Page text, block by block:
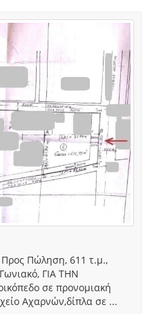
Προς Πώληση, 611 τ.μ.,
ΓΙΑ ΤΗΝ
σε προνομιακή
Αχαρνών,δίπλα σε ...